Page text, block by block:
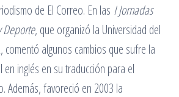
de El Correo. En las I Jornadas
Deporte, que organizó la Universidad del
comentó algunos cambios que sufre la
inglés en su traducción para el
Además, favoreció en 2003 la